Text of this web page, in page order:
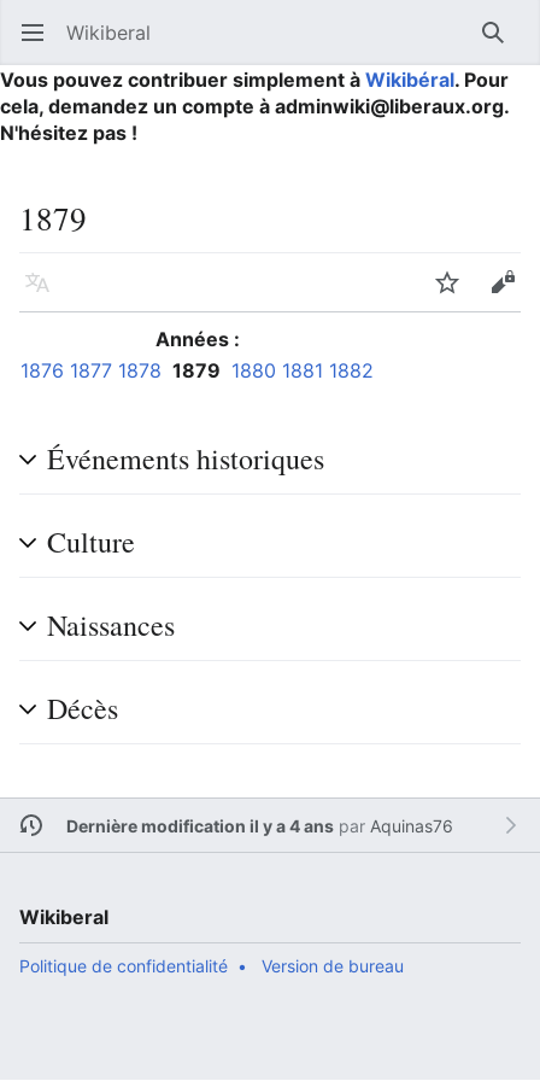
Ouvrir le menu principal Wikiberal
Vous pouvez contribuer simplement à Wikibéral. Pour
cela, demandez un compte à adminwiki@liberaux.org.
N'hésitez pas !
1879
Langue Suivre
Années :
1876 1877 1878 1879 1880 1881 1882
Événements historiques
Culture
Naissances
Décès
Dernière modification il y a 4 anspar Aquinas76
Wikiberal
Politique de confidentialité Version de bureau